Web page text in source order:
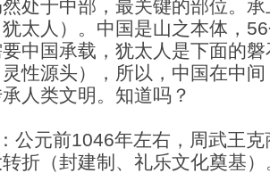
处于中部，最关键的部位。
太人）。中国是山之本体，
中国承载，犹太人是下面的
性源头），所以，中国在中
承人类文明。知道吗？
公元前1046年左右，周武王
折（封建制、礼乐文化奠基